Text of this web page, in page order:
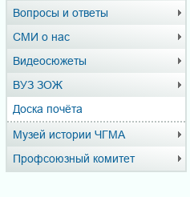
Вопросы и ответы
СМИ о нас
Видеосюжеты
ВУЗ ЗОЖ
Доска почёта
Музей истории ЧГМА
Профсоюзный комитет